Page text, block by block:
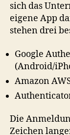
sich das
eigene App
stehen drei
Google
(Android/
Amazon
Die
Zeichen